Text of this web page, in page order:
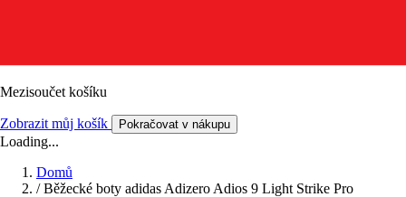
Mezisoučet košíku
Zobrazit můj košík Pokračovat v nákupu
Loading...
Domů
/ Běžecké boty adidas Adizero Adios 9 Light Strike Pro